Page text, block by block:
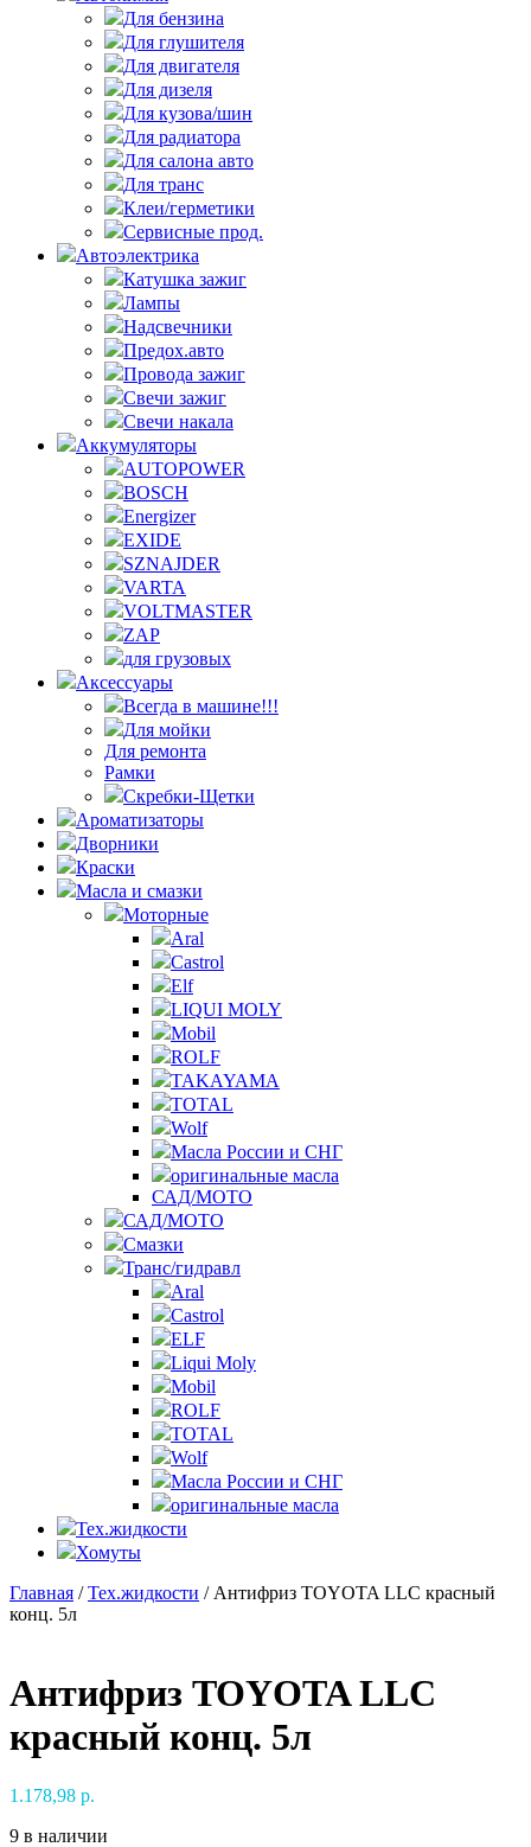
Для бензина
Для глушителя
Для двигателя
Для дизеля
Для кузова/шин
Для радиатора
Для салона авто
Для транс
Клеи/герметики
Сервисные прод.
Автоэлектрика
Катушка зажиг
Лампы
Надсвечники
Предох.авто
Провода зажиг
Свечи зажиг
Свечи накала
Аккумуляторы
AUTOPOWER
BOSCH
Energizer
EXIDE
SZNAJDER
VARTA
VOLTMASTER
ZAP
для грузовых
Аксессуары
Всегда в машине!!!
Для мойки
Для ремонта
Рамки
Скребки-Щетки
Ароматизаторы
Дворники
Краски
Масла и смазки
Моторные
Aral
Castrol
Elf
LIQUI MOLY
Mobil
ROLF
TAKAYAMA
TOTAL
Wolf
Масла России и СНГ
оригинальные масла
САД/МОТО
САД/МОТО
Смазки
Транс/гидравл
Aral
Castrol
ELF
Liqui Moly
Mobil
ROLF
TOTAL
Wolf
Масла России и СНГ
оригинальные масла
Тех.жидкости
Хомуты
Главная /Тех.жидкости / Антифриз TOYOTA LLC красный
конц. 5л
Антифриз TOYOTA LLC
красный конц. 5л
1.178,98 р.
9 в наличии